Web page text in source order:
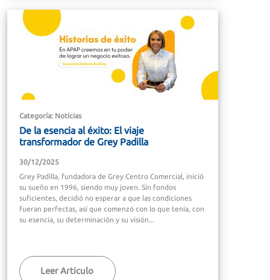
Categoría: Noticias
De la esencia al éxito: El viaje
transformador de Grey Padilla
30/12/2025
Grey Padilla, fundadora de Grey Centro Comercial, inició
su sueño en 1996, siendo muy joven. Sin fondos
suficientes, decidió no esperar a que las condiciones
fueran perfectas, así que comenzó con lo que tenía, con
su esencia, su determinación y su visión...
Leer Articulo